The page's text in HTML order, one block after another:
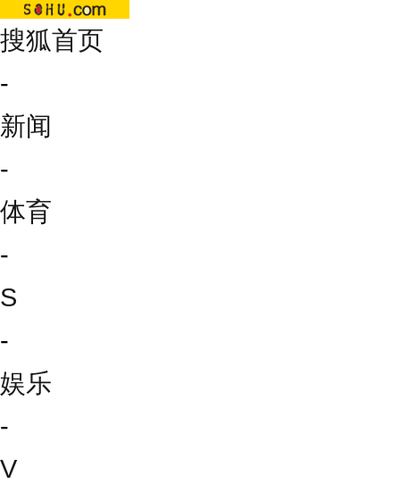
搜狐首页
-
新闻
-
体育
-
S
-
娱乐
-
V